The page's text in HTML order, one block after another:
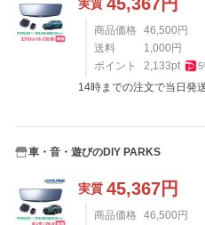
実質
商品価格 46,500円
送料
1,000円
ポイント
2,133pt 5
14時までの注文で当日発
車・音・遊びのDIY PARKS
実質 45,367円
商品価格 46,500円